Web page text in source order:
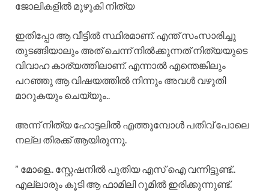
ജോലികളിൽ മുഴുകി നിത്യ
ഇതിപ്പോ ആ വീട്ടിൽ സ്ഥിരമാണ്. എന്ത് സംസാരിച്ചു
തുടങ്ങിയാലും അത് ചെന്ന് നിൽക്കുന്നത് നിത്യയുടെ
വിവാഹ കാര്യത്തിലാണ്. എന്നാൽ എന്തെങ്കിലും
പറഞ്ഞു ആ വിഷയത്തിൽ നിന്നും അവൾ വഴുതി
മാറുകയും ചെയ്യും..
അന്ന് നിത്യ ഹോട്ടലിൽ എത്തുമ്പോൾ പതിവ് പോലെ
നല്ല തിരക്ക് ആയിരുന്നു.
” മോളെ.. സ്റ്റേഷനിൽ പുതിയ എസ് ഐ വന്നിട്ടുണ്ട്..
എല്ലാരും കൂടി ആ ഫാമിലി റൂമിൽ ഇരിക്കുന്നുണ്ട്.